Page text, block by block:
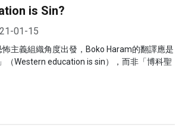
is Sin?
01-15
主義組織角度出發，Boko Haram的翻譯應是
（Western education is sin），而非「博科聖